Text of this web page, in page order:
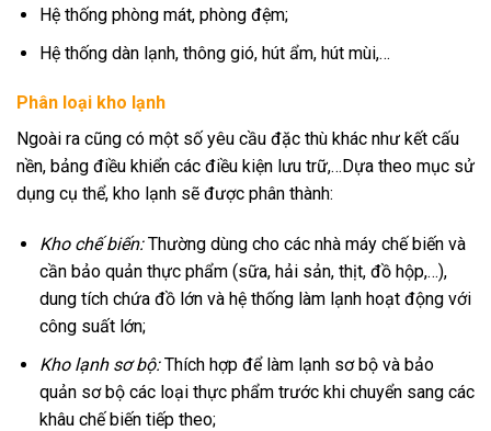
Hệ thống phòng mát, phòng đệm;
Hệ thống dàn lạnh, thông gió, hút ẩm, hút mùi,…
Phân loại kho lạnh
Ngoài ra cũng có một số yêu cầu đặc thù khác như kết cấu
nền, bảng điều khiển các điều kiện lưu trữ,…Dựa theo mục sử
dụng cụ thể, kho lạnh sẽ được phân thành:
Kho chế biến:Thường dùng cho các nhà máy chế biến và
cần bảo quản thực phẩm (sữa, hải sản, thịt, đồ hộp,…),
dung tích chứa đồ lớn và hệ thống làm lạnh hoạt động với
công suất lớn;
Kho lạnh sơ bộ:Thích hợp để làm lạnh sơ bộ và bảo
quản sơ bộ các loại thực phẩm trước khi chuyển sang các
khâu chế biến tiếp theo;